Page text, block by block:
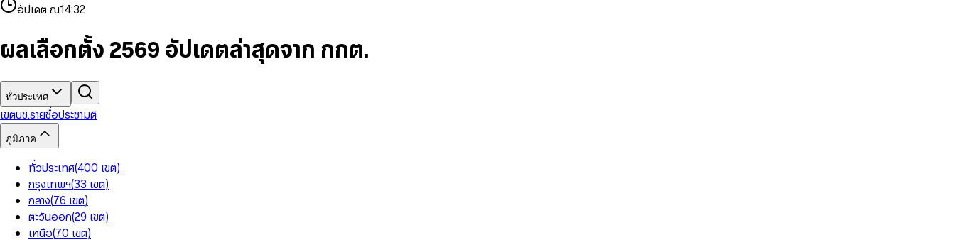
9 9
5
7
8
993
5
6
8
9
84
6
7
9
3
5
6
8
9
7
9
อัปเดต ณ14:32
ผลเลือกตั้ง 2569 อัปเดตล่าสุดจาก กกต.
ทั่วประเทศ
เขตบช.รายชื่อประชามติ
ภูมิภาค
ทั่วประเทศ(400 เขต)
กรุงเทพฯ(33 เขต)
กลาง(76 เขต)
ตะวันออก(29 เขต)
เหนือ(70 เขต)